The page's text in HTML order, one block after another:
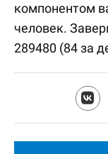
компонентом
человек.
289480 (84 за